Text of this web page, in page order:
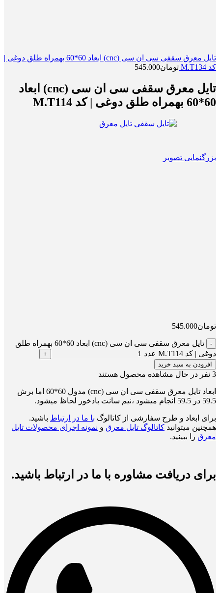
تایل معرق سقفی سی ان سی (cnc) ابعاد 60*60 بهمراه طلق دوغی |
کد M.T134
تومان545.000
تایل معرق سقفی سی ان سی (cnc) ابعاد
60*60 بهمراه طلق دوغی | کد M.T114
بزرگنمایی تصویر
تومان545.000
تایل معرق سقفی سی ان سی (cnc) ابعاد 60*60 بهمراه طلق
دوغی | کد M.T114 عدد
افزودن به سبد خرید
3 نفر در حال مشاهده محصول هستند
ابعاد تایل معرق سقفی سی ان سی (cnc) مدول 60*60 اما برش
59.5 در 59.5 انجام میشود ،نیم سانت بادخور لحاظ میشود.
برای ابعاد و طرح سفارشی از کاتالوگ با ما در ارتباط باشید.
همچنین میتوانید کاتالوگ تایل معرق و نمونه اجرای محصولات تایل
معرق را ببینید.
برای دریافت مشاوره با ما در ارتباط باشید.